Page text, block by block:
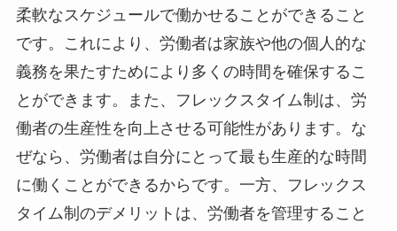
柔軟なスケジュールで働かせることができること
です。これにより、労働者は家族や他の個人的な
義務を果たすためにより多くの時間を確保するこ
とができます。また、フレックスタイム制は、労
働者の生産性を向上させる可能性があります。な
ぜなら、労働者は自分にとって最も生産的な時間
に働くことができるからです。一方、フレックス
タイム制のデメリットは、労働者を管理すること